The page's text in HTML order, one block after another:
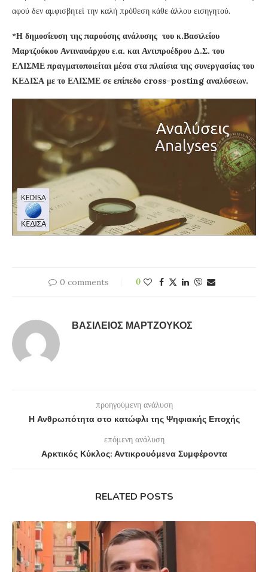
αφού δεν αμφισβητεί την καλή πρόθεση κάθε άλλου εισηγητού.
*Η δημοσίευση της παρούσης ανάλυσης του κ.Βασιλείου
Μαρτζούκου Αντιναυάρχου ε.α. και Αντιπροέδρου Δ.Σ. του
ΕΛΙΣΜΕ πραγματοποιείται μέσα στα πλαίσια της συνεργασίας του
ΚΕΔΙΣΑ με το ΕΛΙΣΜΕ σε επίπεδο cross-posting αναλύσεων.
0 comments 0
ΒΑΣΊΛΕΙΟΣ ΜΑΡΤΖΟΎΚΟΣ
προηγούμενη ανάλυση
Η Ανθρωπότητα στο κατώφλι της Ψηφιακής Εποχής
επόμενη ανάλυση
Αρκτικός Κύκλος: Αντικρουόμενα Συμφέροντα
RELATED POSTS